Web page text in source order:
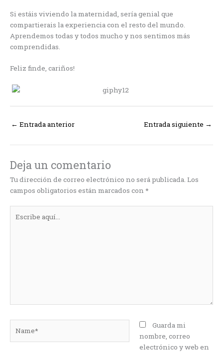
Si estáis viviendo la maternidad, sería genial que
compartierais la experiencia con el resto del mundo.
Aprendemos todas y todos mucho y nos sentimos más
comprendidas.
Feliz finde, cariños!
← Entrada anterior Entrada siguiente →
Deja un comentario
Tu dirección de correo electrónico no será publicada. Los
campos obligatorios están marcados con *
aquí...
Guarda mi
nombre, correo
electrónico y web en